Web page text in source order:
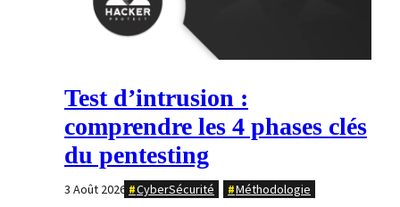
Test d’intrusion :
comprendre les 4 phases clés
du pentesting
3 Août 2026 CyberSécurité Méthodologie